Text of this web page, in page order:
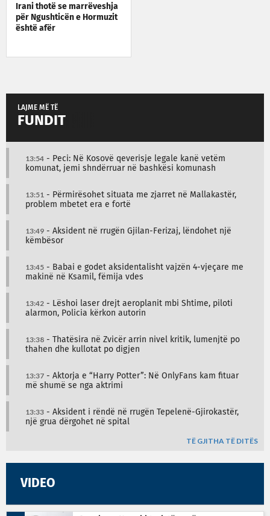
Irani thotë se marrëveshja
për Ngushticën e Hormuzit
është afër
LAJME MË TË
FUNDIT
13:54 - Peci: Në Kosovë qeverisje legale kanë vetëm
komunat, jemi shndërruar në bashkësi komunash
13:51 - Përmirësohet situata me zjarret në Mallakastër,
problem mbetet era e fortë
13:49 - Aksident në rrugën Gjilan-Ferizaj, lëndohet një
këmbësor
13:45 - Babai e godet aksidentalisht vajzën 4-vjeçare me
makinë në Ksamil, fëmija vdes
13:42 - Lëshoi laser drejt aeroplanit mbi Shtime, piloti
alarmon, Policia kërkon autorin
13:38 - Thatësira në Zvicër arrin nivel kritik, lumenjtë po
thahen dhe kullotat po digjen
13:37 - Aktorja e “Harry Potter”: Në OnlyFans kam fituar
më shumë se nga aktrimi
13:33 - Aksident i rëndë në rrugën Tepelenë-Gjirokastër,
një grua dërgohet në spital
TË GJITHA TË DITËS
VIDEO